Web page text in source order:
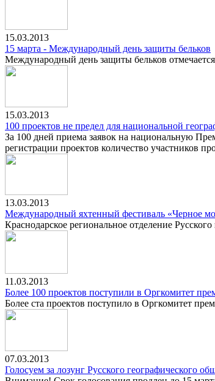
15.03.2013
15 марта - Международный день защиты бельков
Международный день защиты бельков
15.03.2013
100 проектов не предел для национальной
За 100 дней приема заявок на национальную
регистрации проектов количество участников
13.03.2013
Международный яхтенный фестиваль «Черное
Краснодарское региональное отделение
11.03.2013
Более 100 проектов поступили в Оргкомитет
Более ста проектов поступило в Оргкомитет
07.03.2013
Голосуем за лозунг Русского географического